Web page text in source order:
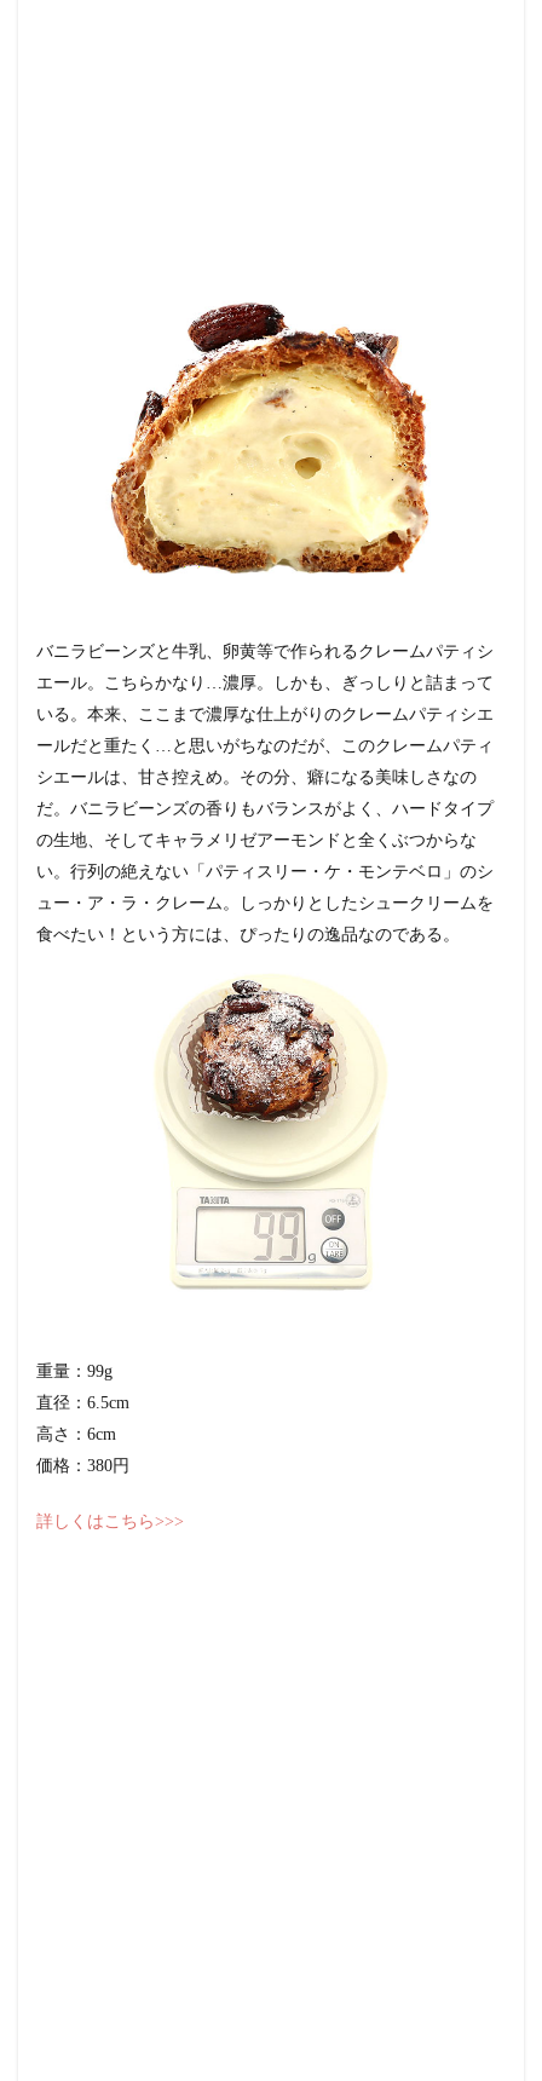
バニラビーンズと牛乳、卵黄等で作られるクレームパティシ
エール。こちらかなり…濃厚。しかも、ぎっしりと詰まって
いる。本来、ここまで濃厚な仕上がりのクレームパティシエ
ールだと重たく…と思いがちなのだが、このクレームパティ
シエールは、甘さ控えめ。その分、癖になる美味しさなの
だ。バニラビーンズの香りもバランスがよく、ハードタイプ
の生地、そしてキャラメリゼアーモンドと全くぶつからな
い。行列の絶えない「パティスリー・ケ・モンテベロ」のシ
ュー・ア・ラ・クレーム。しっかりとしたシュークリームを
食べたい！という方には、ぴったりの逸品なのである。
重量：99g
直径：6.5cm
高さ：6cm
価格：380円
詳しくはこちら>>>